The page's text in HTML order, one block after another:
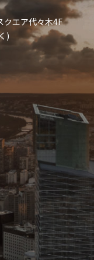
クエア代々木4F
)